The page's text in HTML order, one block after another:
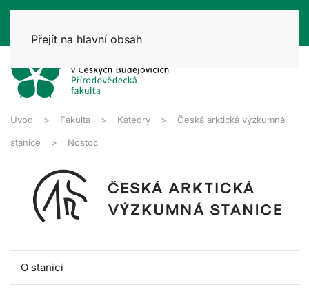
Přejít na hlavní obsah
Úvod Fakulta Katedry Česká arktická výzkumná
stanice Nostoc
O stanici